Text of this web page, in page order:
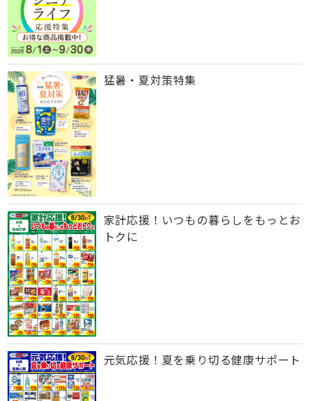
猛暑・夏対策特集
家計応援！いつもの暮らしをもっとお
トクに
元気応援！夏を乗り切る健康サポート